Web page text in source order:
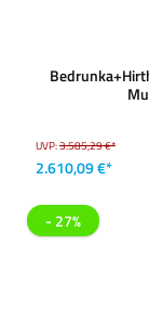
UVP:3.585,29 €*
2.610,09 €*
- 27%